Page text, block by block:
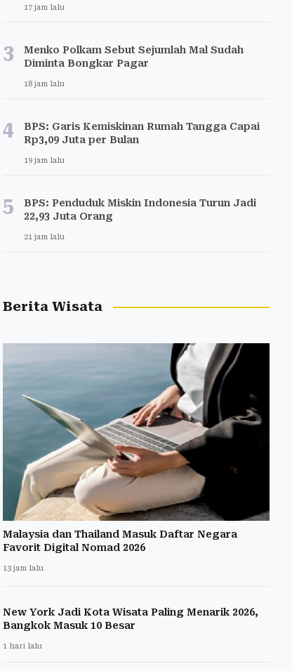
17 jam lalu
3
Menko Polkam Sebut Sejumlah Mal Sudah
Diminta Bongkar Pagar
18 jam lalu
4
BPS: Garis Kemiskinan Rumah Tangga Capai
Rp3,09 Juta per Bulan
19 jam lalu
5
BPS: Penduduk Miskin Indonesia Turun Jadi
22,93 Juta Orang
21 jam lalu
Berita Wisata
Malaysia dan Thailand Masuk Daftar Negara
Favorit Digital Nomad 2026
13 jam lalu
New York Jadi Kota Wisata Paling Menarik 2026,
Bangkok Masuk 10 Besar
1 hari lalu